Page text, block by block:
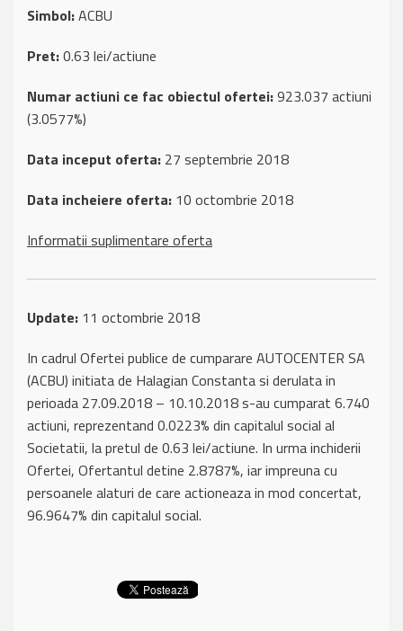
Simbol:ACBU
Pret:0.63 lei/actiune
Numar actiuni ce fac obiectul ofertei:923.037 actiuni
(3.0577%)
Data inceput oferta: 27 septembrie 2018
Data incheiere oferta: 10 octombrie 2018
Informatii suplimentare oferta
Update: 11 octombrie 2018
In cadrul Ofertei publice de cumparare AUTOCENTER SA
(ACBU) initiata de Halagian Constanta si derulata in
perioada 27.09.2018 – 10.10.2018 s-au cumparat 6.740
actiuni, reprezentand 0.0223% din capitalul social al
Societatii, la pretul de 0.63 lei/actiune. In urma inchiderii
Ofertei, Ofertantul detine 2.8787%, iar impreuna cu
persoanele alaturi de care actioneaza in mod concertat,
96.9647% din capitalul social.